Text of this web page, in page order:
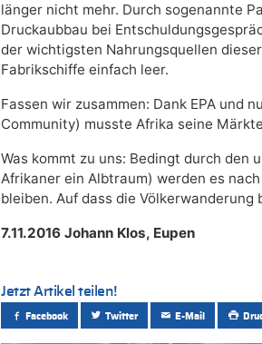
länger nicht mehr. Durch sogenannte
Druckaubbau bei
der wichtigsten Nahrungsquellen
Fabrikschiffe einfach leer.
Fassen wir zusammen: Dank EPA und
Community) musste Afrika seine
Was kommt zu uns: Bedingt durch
Afrikaner ein Albtraum) werden es
bleiben. Auf dass die
7.11.2016 Johann Klos, Eupen
Jetzt Artikel teilen!
Facebook Twitter E-Mail